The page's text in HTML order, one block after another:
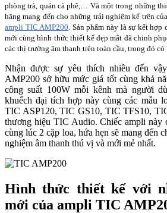
phòng trà, quán cà phê,… Và một trong những
hãng mang đến cho những trải nghiệm kể trên
ampli TIC AMP200 . Sản phẩm này là sự kết
mới cùng hình thức thiết kế đẹp mắt đã chinh
các thị trường âm thanh trên toàn cầu, trong đó có
Nhận được sự yêu thích nhiều đến
AMP200 sở hữu mức giá tốt cùng khả
công suất 100W mỗi kênh mà người
khuếch đại tích hợp này cùng các mẫu
TIC ASP120, TIC GS10, TIC TFS10,
thương hiệu TIC Audio. Chiếc ampli này
cùng lúc 2 cặp loa, hứa hẹn sẽ mang đến
nghiệm âm thanh thú vị và mới mẻ nhất.
Hình thức thiết kế với
mới của ampli TIC